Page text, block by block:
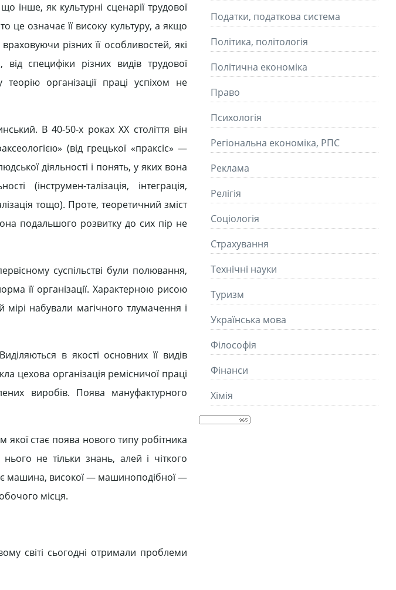
інше, як культурні сценарії трудової
це означає її високу культуру, а якщо
різних її особливостей, які
від специфіки різних видів трудової
організації праці успіхом не
В 40-50-х роках XX століття він
(від грецької «праксіс» —
діяльності і понять, у яких вона
(інструмен-талізація, інтеграція,
тощо). Проте, теоретичний зміст
подальшого розвитку до сих пір не
суспільстві були полювання,
її організації. Характерною рисою
мірі набували магічного тлумачення і
в якості основних її видів
цехова організація ремісничої праці
виробів. Поява мануфактурного
стає поява нового типу робітника
не тільки знань, алей і чіткого
машина, високої — машиноподібної —
місця.
світі сьогодні отримали проблеми
Податки, податкова система
Політика, політологія
Політична економіка
Право
Психологія
Регіональна економіка, РПС
Реклама
Релігія
Соціологія
Страхування
Технічні науки
Туризм
Українська мова
Філософія
Фінанси
Хімія